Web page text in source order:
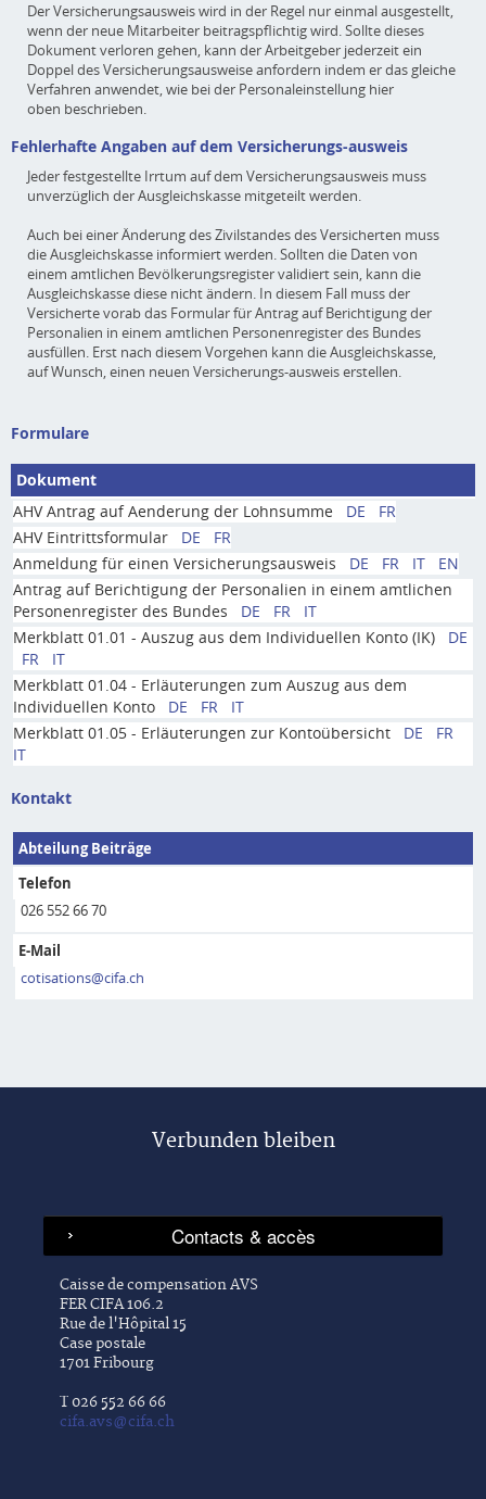
Der Versicherungsausweis wird in der Regel nur einmal ausgestellt,
wenn der neue Mitarbeiter beitragspflichtig wird. Sollte dieses
Dokument verloren gehen, kann der Arbeitgeber jederzeit ein
Doppel des Versicherungsausweise anfordern indem er das gleiche
Verfahren anwendet, wie bei der Personaleinstellung hier
oben beschrieben.
Fehlerhafte Angaben auf dem Versicherungs-ausweis
Jeder festgestellte Irrtum auf dem Versicherungsausweis muss
unverzüglich der Ausgleichskasse mitgeteilt werden.
Auch bei einer Änderung des Zivilstandes des Versicherten muss
die Ausgleichskasse informiert werden. Sollten die Daten von
einem amtlichen Bevölkerungsregister validiert sein, kann die
Ausgleichskasse diese nicht ändern. In diesem Fall muss der
Versicherte vorab das Formular für Antrag auf Berichtigung der
Personalien in einem amtlichen Personenregister des Bundes
ausfüllen. Erst nach diesem Vorgehen kann die Ausgleichskasse,
auf Wunsch, einen neuen Versicherungs-ausweis erstellen.
Formulare
Dokument
AHV Antrag auf Aenderung der Lohnsumme DE
FR
AHV Eintrittsformular DE
FR
Anmeldung für einen Versicherungsausweis DE FR IT
EN
Antrag auf Berichtigung der Personalien in einem amtlichen
Personenregister des Bundes DE FR
IT
Merkblatt 01.01 - Auszug aus dem Individuellen Konto (IK) DE
FR
IT
Merkblatt 01.04 - Erläuterungen zum Auszug aus dem
Individuellen Konto DE FR
IT
Merkblatt 01.05 - Erläuterungen zur Kontoübersicht DE
FR
IT
Kontakt
Abteilung Beiträge
Telefon
026 552 66 70
E-Mail
cotisations@cifa.ch
Verbunden bleiben
Caisse de compensation AVS
FER CIFA 106.2
Rue de l'Hôpital 15
Case postale
1701 Fribourg
T 026 552 66 66
cifa.avs@cifa.ch